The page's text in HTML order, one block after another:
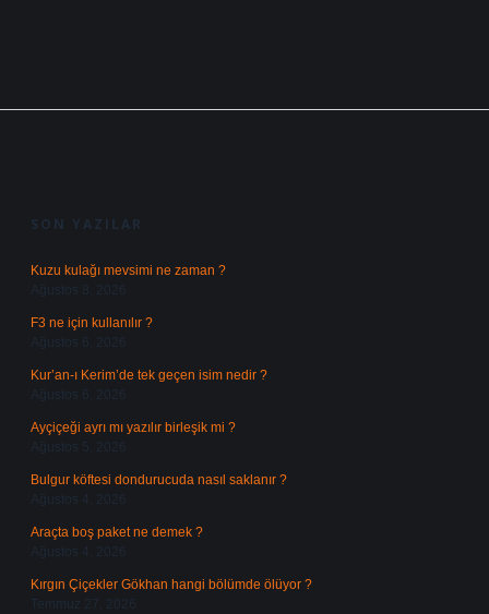
SON YAZILAR
Kuzu kulağı mevsimi ne zaman ?
Ağustos 8, 2026
F3 ne için kullanılır ?
Ağustos 6, 2026
Kur’an-ı Kerim’de tek geçen isim nedir ?
Ağustos 6, 2026
Ayçiçeği ayrı mı yazılır birleşik mi ?
Ağustos 5, 2026
Bulgur köftesi dondurucuda nasıl saklanır ?
Ağustos 4, 2026
Araçta boş paket ne demek ?
Ağustos 4, 2026
Kırgın Çiçekler Gökhan hangi bölümde ölüyor ?
Temmuz 27, 2026